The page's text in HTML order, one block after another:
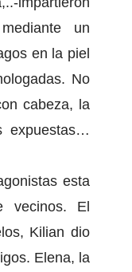
un
en la piel
No
cabeza, la
expuestas…
esta
vecinos. El
Kilian dio
Elena, la